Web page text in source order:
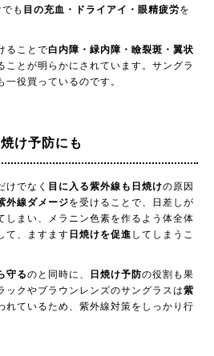
も 目の充血・ドライアイ・眼精疲労を
ることで白内障・緑内障・瞼裂斑・翼状
ことが明らかにされています。サングラ
役買っているのです。
焼け予防にも
けでなく 目に入る紫外線も日焼けの原因
外線ダメージを受けることで、日差しが
しまい、メラニン色素を作るよう体全体
て、ますます 日焼けを促進 してしまうこ
守るのと同時に、 日焼け予防の役割も果
ックやブラウンレンズのサングラスは紫
れているため、紫外線対策をしっかり行